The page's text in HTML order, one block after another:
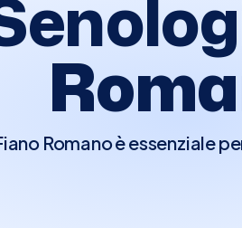
Romano è essenziale